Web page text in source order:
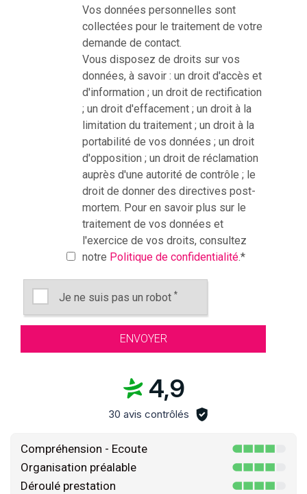
Vos données personnelles sont
collectées pour le traitement de votre
demande de contact.
Vous disposez de droits sur vos
données, à savoir : un droit d'accès et
d'information ; un droit de rectification
; un droit d'effacement ; un droit à la
limitation du traitement ; un droit à la
portabilité de vos données ; un droit
d'opposition ; un droit de réclamation
auprès d'une autorité de contrôle ; le
droit de donner des directives post-
mortem. Pour en savoir plus sur le
traitement de vos données et
l'exercice de vos droits, consultez
notre Politique de confidentialité.*
Je ne suis pas un robot *
4,9
30 avis contrôlés
Compréhension - Ecoute
Organisation préalable
Déroulé prestation